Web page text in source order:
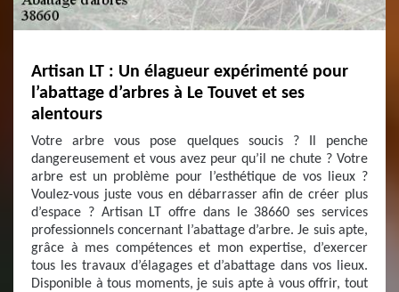
Artisan LT : Un élagueur expérimenté pour
l’abattage d’arbres à Le Touvet et ses
alentours
Votre arbre vous pose quelques soucis ? Il penche
dangereusement et vous avez peur qu’il ne chute ? Votre
arbre est un problème pour l’esthétique de vos lieux ?
Voulez-vous juste vous en débarrasser afin de créer plus
d’espace ? Artisan LT offre dans le 38660 ses services
professionnels concernant l’abattage d’arbre. Je suis apte,
grâce à mes compétences et mon expertise, d’exercer
tous les travaux d’élagages et d’abattage dans vos lieux.
Disponible à tous moments, je suis apte à vous offrir, tout